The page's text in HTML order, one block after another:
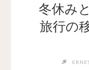
冬休み
旅行の